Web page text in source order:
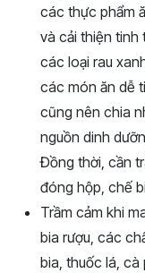
các thực phẩm
và cải thiện tinh
các loại rau
các món ăn dễ
cũng nên chia
nguồn dinh
Đồng thời, cần
đóng hộp, chế
Trầm cảm khi
bia rượu, các
bia, thuốc lá,